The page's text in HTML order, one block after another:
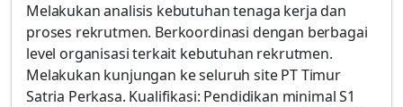
Melakukan analisis kebutuhan tenaga kerja dan
proses rekrutmen. Berkoordinasi dengan berbagai
level organisasi terkait kebutuhan rekrutmen.
Melakukan kunjungan ke seluruh site PT Timur
Satria Perkasa. Kualifikasi: Pendidikan minimal S1